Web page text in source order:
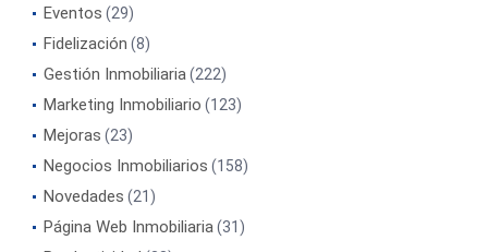
Eventos (29)
Fidelización (8)
Gestión Inmobiliaria(222)
Marketing Inmobiliario (123)
Mejoras (23)
Negocios Inmobiliarios (158)
Novedades (21)
Página Web Inmobiliaria(31)